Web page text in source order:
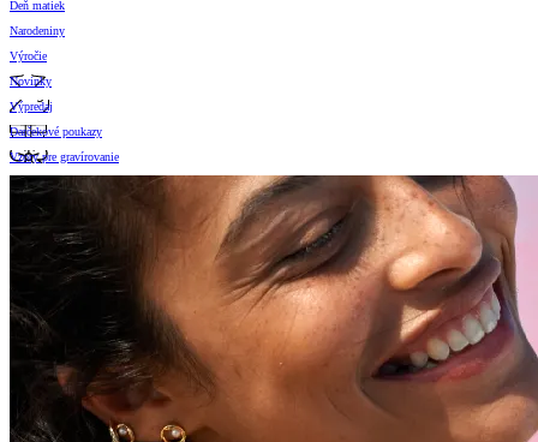
Deň matiek
Narodeniny
Výročie
Novinky
Výpredaj
Darčekové poukazy
Vzory pre gravírovanie